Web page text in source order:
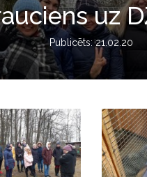
uz
Publicēts: 21.02.20